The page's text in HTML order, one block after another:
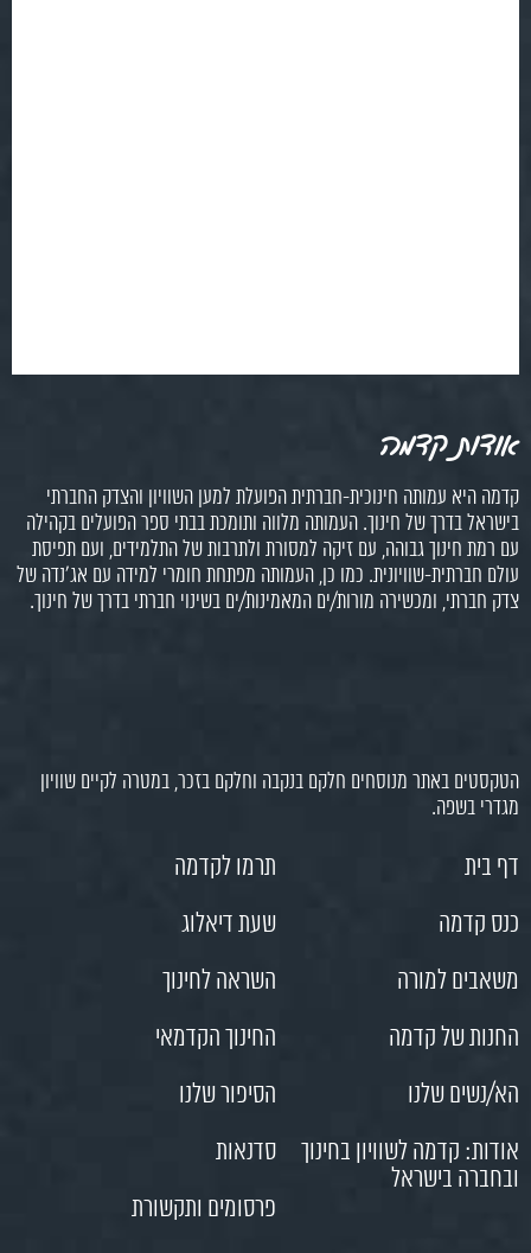
אודות קדמה
קדמה היא עמותה חינוכית-חברתית הפועלת למען השוויון והצדק החברתי
בישראל בדרך של חינוך. העמותה מלווה ותומכת בבתי ספר הפועלים בקהילה
עם רמת חינוך גבוהה, עם זיקה למסורת ולתרבות של התלמידים, ועם תפיסת
עולם חברתית-שוויונית. כמו כן, העמותה מפתחת חומרי למידה עם אג'נדה של
צדק חברתי, ומכשירה מורות/ים המאמינות/ים בשינוי חברתי בדרך של חינוך.
הטקסטים באתר מנוסחים חלקם בנקבה וחלקם בזכר, במטרה לקיים שוויון
מגדרי בשפה.
דף בית
תרמו לקדמה
כנס קדמה
שעת דיאלוג
משאבים למורה
השראה לחינוך
החנות של קדמה
החינוך הקדמאי
הא/נשים שלנו
הסיפור שלנו
אודות: קדמה לשוויון בחינוך
ובחברה בישראל
סדנאות
פרסומים ותקשורת